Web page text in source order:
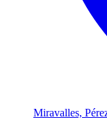
Miravalles,